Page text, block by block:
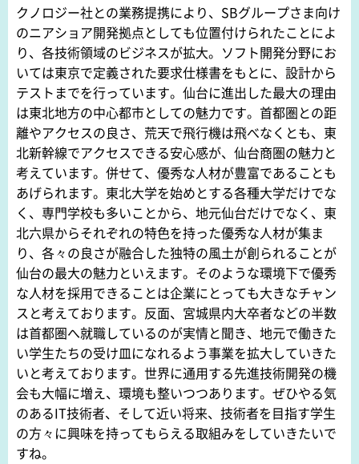
クノロジー社との業務提携により、SBグループさま向け
のニアショア開発拠点としても位置付けられたことによ
り、各技術領域のビジネスが拡大。ソフト開発分野にお
いては東京で定義された要求仕様書をもとに、設計から
テストまでを行っています。仙台に進出した最大の理由
は東北地方の中心都市としての魅力です。首都圏との距
離やアクセスの良さ、荒天で飛行機は飛べなくとも、東
北新幹線でアクセスできる安心感が、仙台商圏の魅力と
考えています。併せて、優秀な人材が豊富であることも
あげられます。東北大学を始めとする各種大学だけでな
く、専門学校も多いことから、地元仙台だけでなく、東
北六県からそれぞれの特色を持った優秀な人材が集ま
り、各々の良さが融合した独特の風土が創られることが
仙台の最大の魅力といえます。そのような環境下で優秀
な人材を採用できることは企業にとっても大きなチャン
スと考えております。反面、宮城県内大卒者などの半数
は首都圏へ就職しているのが実情と聞き、地元で働きた
い学生たちの受け皿になれるよう事業を拡大していきた
いと考えております。世界に通用する先進技術開発の機
会も大幅に増え、環境も整いつつあります。ぜひやる気
のあるIT技術者、そして近い将来、技術者を目指す学生
の方々に興味を持ってもらえる取組みをしていきたいで
すね。